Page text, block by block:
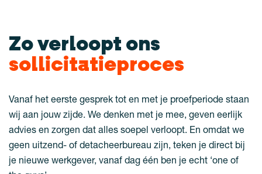
Zo verloopt ons
sollicitatieproces
Vanaf het eerste gesprek tot en met je proefperiode staan
wij aan jouw zijde. We denken met je mee, geven eerlijk
advies en zorgen dat alles soepel verloopt. En omdat we
geen uitzend- of detacheerbureau zijn, teken je direct bij
je nieuwe werkgever, vanaf dag één ben je echt ‘one of